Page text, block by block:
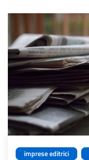
imprese editrici